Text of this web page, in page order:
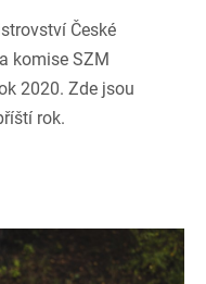
České
komise SZM
2020. Zde jsou
rok.